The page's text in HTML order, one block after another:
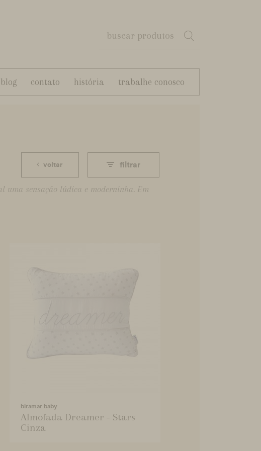
blog contato história trabalhe conosco
sensação lúdica e moderninha. Em
filtrar
voltar
biramar baby
Almofada Dreamer - Stars
Cinza